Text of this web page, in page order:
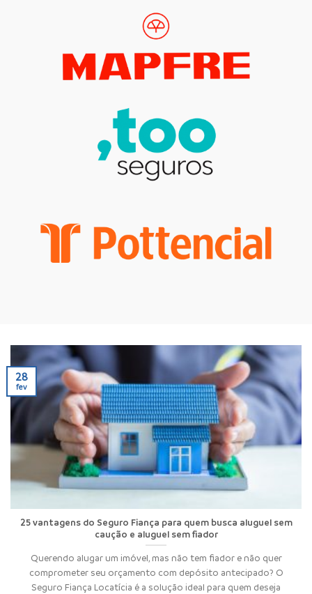
25 vantagens do Seguro Fiança para quem busca aluguel sem
caução e aluguel sem fiador
Querendo alugar um imóvel, mas não tem fiador e não quer
comprometer seu orçamento com depósito antecipado? O
Seguro Fiança Locatícia é a solução ideal para quem deseja
28
fev